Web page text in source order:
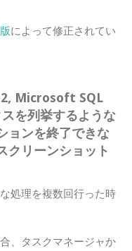
によって修正されてい
Microsoft SQL
を列挙するような
ョンを終了できな
クリーンショット
処理を複数回行った時
、タスクマネージャか